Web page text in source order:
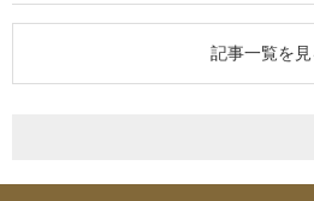
記事一覧を見